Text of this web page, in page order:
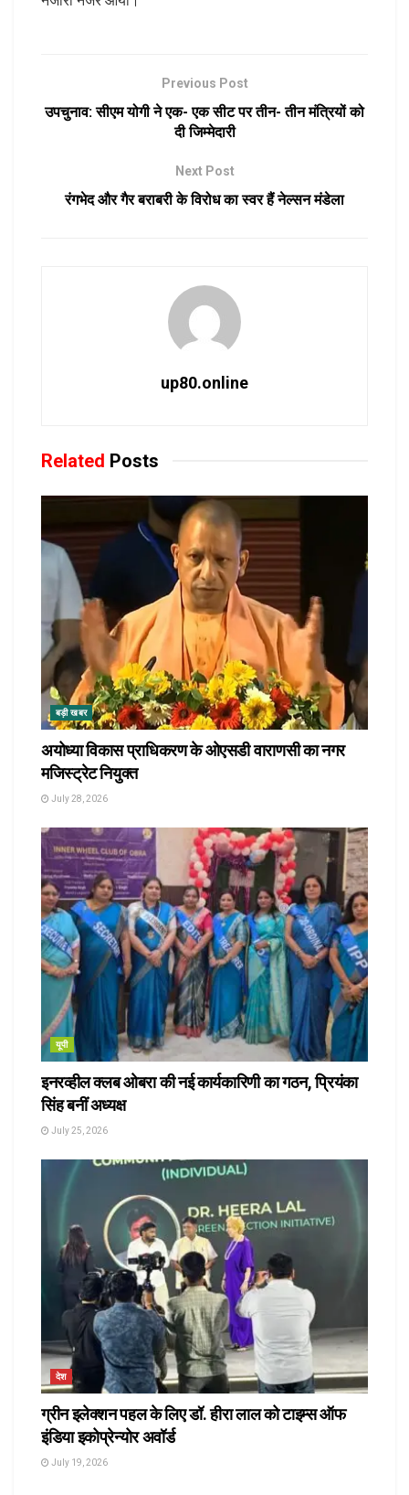
Previous Post
उपचुनाव: सीएम योगी ने एक- एक सीट पर तीन- तीन मंत्रियों को
दी जिम्मेदारी
Next Post
रंगभेद और गैर बराबरी के विरोध का स्वर हैं नेल्सन मंडेला
up80.online
Related Posts
बड़ी खबर
अयोध्या विकास प्राधिकरण के ओएसडी वाराणसी का नगर
मजिस्ट्रेट नियुक्त
July 28, 2026
यूपी
इनरव्हील क्लब ओबरा की नई कार्यकारिणी का गठन, प्रियंका
सिंह बनीं अध्यक्ष
July 25, 2026
देश
ग्रीन इलेक्शन पहल के लिए डॉ. हीरा लाल को टाइम्स ऑफ
इंडिया इकोप्रेन्योर अवॉर्ड
July 19, 2026